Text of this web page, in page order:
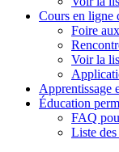
Cours en ligne
Foire
Voir la
Apprentissage
Éducation
FAQ
Liste